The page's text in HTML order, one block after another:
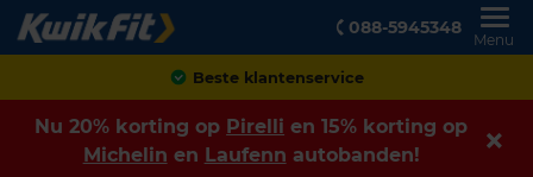
088-5945348
Menu
Beste klantenservice
Nu 20% korting op Pirelli en 15% korting op
Michelin en Laufenn autobanden!